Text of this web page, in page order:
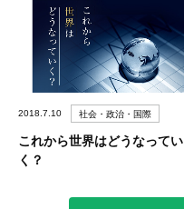
2018.7.10 社会・政治・国際
これから世界はどうなってい
く？